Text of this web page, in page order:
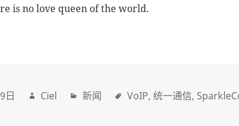
is no love queen of the world.
日 Ciel 新闻 VoIP 统一通信